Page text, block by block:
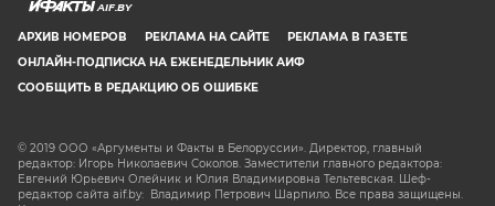
AIF.BY
АРХИВ НОМЕРОВ РЕКЛАМА НА САЙТЕ
РЕКЛАМА В ГАЗЕТЕ
ОНЛАЙН-ПОДПИСКА НА ЕЖЕНЕДЕЛЬНИК АИФ
СООБЩИТЬ В РЕДАКЦИЮ ОБ ОШИБКЕ
© 2019 ООО «Аргументы и Факты в Белоруссии». Директор, главный
редактор: Игорь Николаевич Соколов. Заместители главного редактора:
Евгений Юрьевич Олейник и Юлия Владимировна Тельтевская. Шеф-
редактор сайта aif.by: Владимир Петрович Шарпило. Все права защищены.